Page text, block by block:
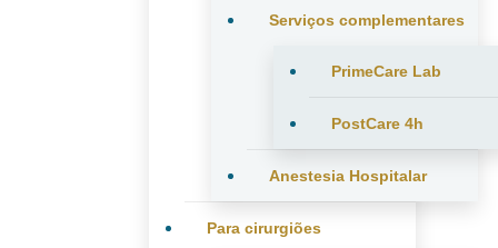
Serviços complementares
PrimeCare Lab
PostCare 4h
Anestesia Hospitalar
Para cirurgiões